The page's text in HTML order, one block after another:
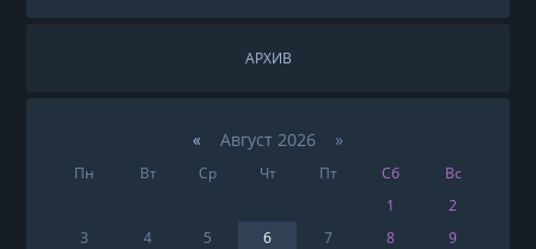
АРХИВ
«Август 2026 »
Пн Вт Ср Чт Пт Сб
Вс
1
2
3
4 5 6 7 8
9